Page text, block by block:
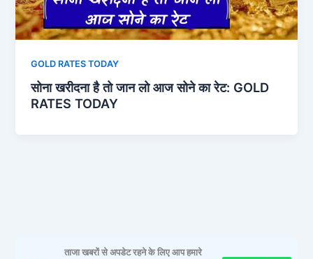
GOLD RATES TODAY
सोना खरीदना है तो जान लो आज सोने का रेट: GOLD
RATES TODAY
ताजा खबरों से अपडेट रहने के लिए आप हमारे